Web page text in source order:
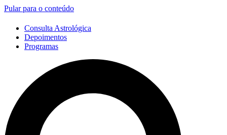
Pular para o conteúdo
Consulta Astrológica
Depoimentos
Programas